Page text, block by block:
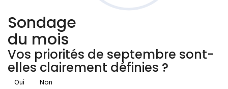
Sondage
du mois
Vos priorités de septembre sont-
elles clairement définies ?
Oui Non